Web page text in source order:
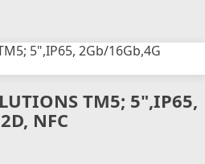
TM5; 5",IP65,
NFC